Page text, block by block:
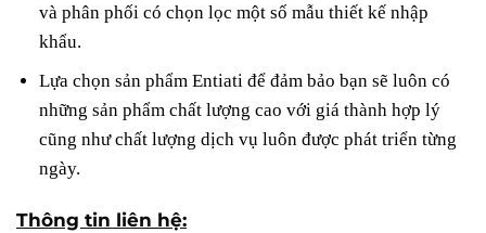
và phân phối có chọn lọc một số mẫu thiết kế nhập
khẩu.
Lựa chọn sản phẩm Entiati để đảm bảo bạn sẽ luôn có
những sản phẩm chất lượng cao với giá thành hợp lý
cũng như chất lượng dịch vụ luôn được phát triển từng
ngày.
Thông tin liên hệ: